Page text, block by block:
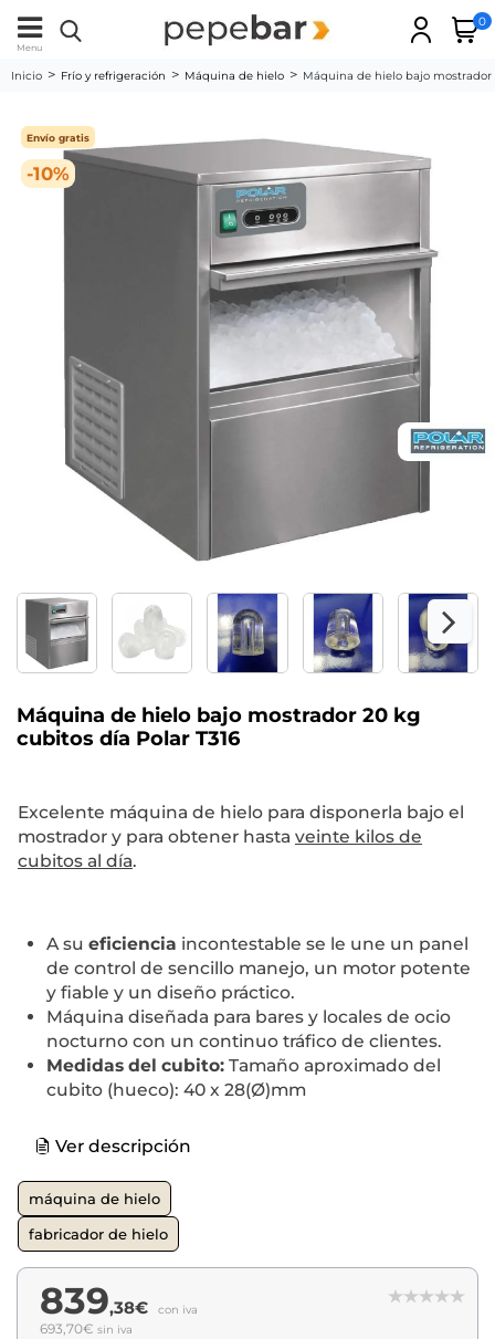
Menu
0
Inicio Frío y refrigeración Máquina de hielo Máquina de hielo bajo mostrador
-10%
Envío gratis
Máquina de hielo bajo mostrador 20 kg
cubitos día Polar T316
Excelente máquina de hielo para disponerla bajo el
mostrador y para obtener hasta veinte kilos de
cubitos al día.
A su eficiencia incontestable se le une un panel
de control de sencillo manejo, un motor potente
y fiable y un diseño práctico.
Máquina diseñada para bares y locales de ocio
nocturno con un continuo tráfico de clientes.
Medidas del cubito: Tamaño aproximado del
cubito (hueco): 40 x 28(Ø)mm
Ver descripción
máquina de hielo
fabricador de hielo
839,38€ con iva
693,70€ sin iva